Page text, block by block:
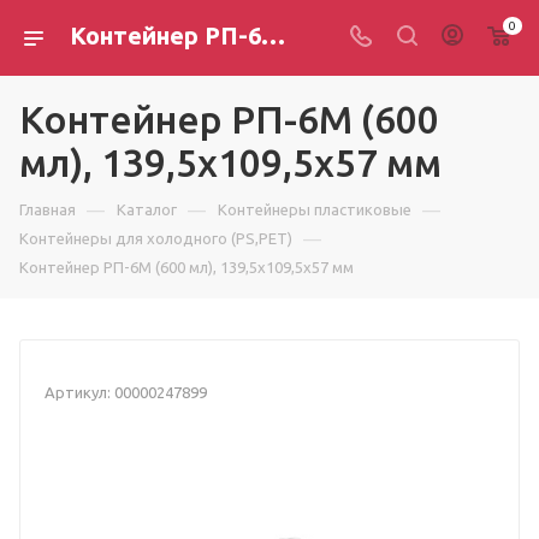
Контейнер РП-6М (600 мл), 139,5х109,5х57 мм 0
Контейнер РП-6М (600
мл), 139,5х109,5х57 мм
Главная — Каталог — Контейнеры пластиковые —
Контейнеры для холодного (PS,PET) —
Контейнер РП-6М (600 мл), 139,5х109,5х57 мм
Артикул: 00000247899